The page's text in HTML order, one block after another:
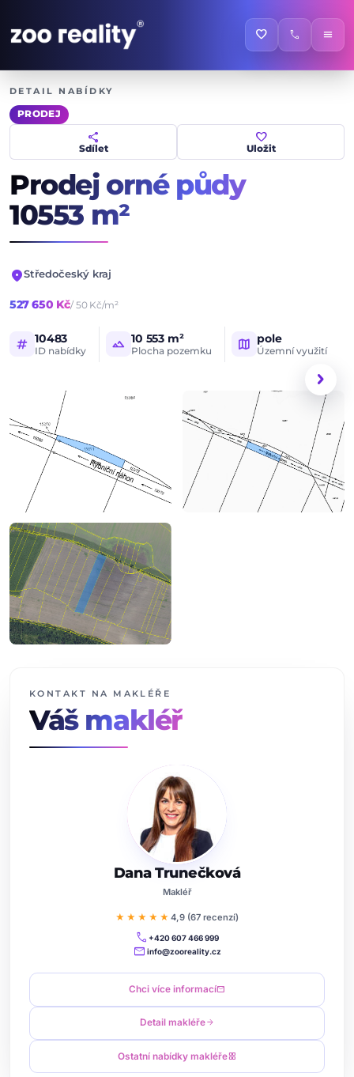
favorite call menu
DETAIL NABÍDKY
PRODEJ
share
Sdílet
favorite
Uložit
Prodej orné půdy
10553 m²
location_onStředočeský kraj
527 650 Kč/ 50 Kč/m²
tag 10483
ID nabídky landscape 10 553 m²
Plocha pozemku map pole
Územní využití
HLAVNÍ FOTOGRAFIE 1 / 4
chevron_right
KONTAKT NA MAKLÉŘE
Váš makléř
Dana Trunečková
Makléř
★★★★★ 4,9 (67 recenzí)
call +420 607 466 999
mail info@zooreality.cz
Chci více informacímail
Detail makléřearrow_forward
Ostatní nabídky makléřegrid_view